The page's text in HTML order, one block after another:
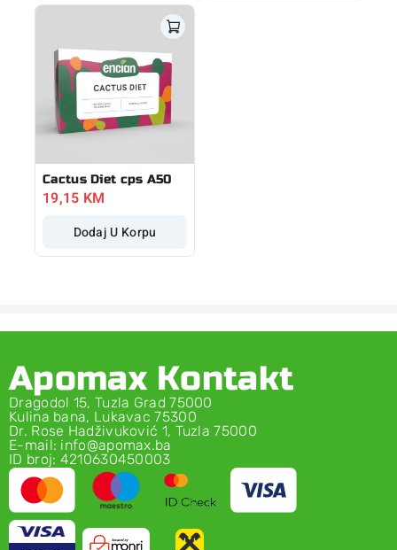
Cactus Diet cps A50
19,15 KM
Dodaj U Korpu
Apomax Kontakt
Dragodol 15, Tuzla Grad 75000
Kulina bana, Lukavac 75300
Dr. Rose Hadživuković 1, Tuzla 75000
E-mail: info@apomax.ba
ID broj: 4210630450003